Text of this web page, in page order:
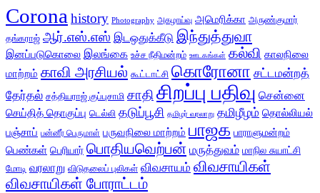
Corona history Photography அகழாய்வு அமெரிக்கா அருண்குமார்
தங்கராஜ் ஆர்.எஸ்.எஸ் இடஒதுக்கீடு இந்துத்துவா
இனப்படுகொலை இலங்கை உச்ச நீதிமன்றம் ஊடகங்கள் கல்வி காலநிலை
மாற்றம் காவி அரசியல் கூட்டாட்சி கொரோனா சட்டமன்றத்
தேர்தல் சத்தியராஜ் குப்புசாமி சாதிசிறப்பு பதிவு சென்னை
செய்தித் தொகுப்பு டெல்லி தடுப்பூசி தமிழர் வரலாறு தமிழீழம் தொல்லியல்
பஞ்சாப் பன்னீர் பெருமாள் பருவநிலை மாற்றம் பாஜக பாராளுமன்றம்
பெண்கள் பெரியார் பொதியவெற்பன் மருத்துவம் மாநில சுயாட்சி
மோடி வரலாறு விடுதலைப் புலிகள் விவசாயம் விவசாயிகள்
விவசாயிகள் போராட்டம்